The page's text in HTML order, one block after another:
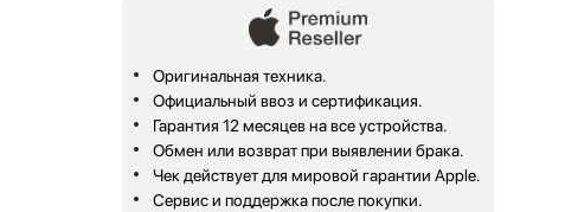
Оригинальная техника.
Официальный ввоз и сертификация.
Гарантия 12 месяцев на все устройства.
Обмен или возврат при выявлении брака.
Чек действует для мировой гарантии Apple.
Сервис и поддержка после покупки.